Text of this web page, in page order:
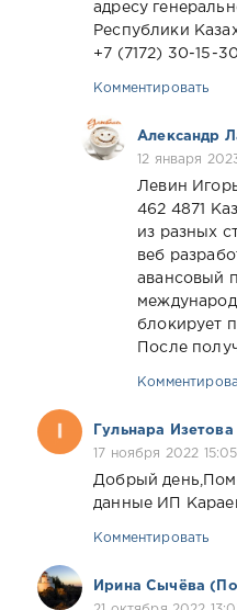
адресу
Республики
+7 (7172) 30-15-
Комментировать
Александр
12 января
Левин
462 4871
из разных
веб
авансовый
блокирует
После
Гульнара Изетова
17 ноября 2022 15:05
Добрый
данные ИП
Комментировать
Ирина Сычёва